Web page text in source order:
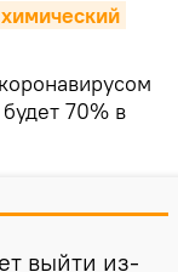
70% в
выйти из-